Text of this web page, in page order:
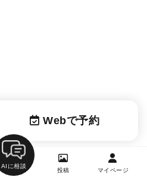
Webで予約
AIに相談
投稿 マイページ